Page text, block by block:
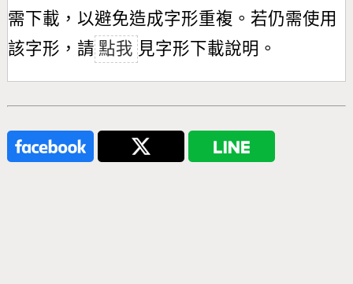
需下載，以避免造成字形重複。若仍需使用
該字形，請 點我 見字形下載說明。